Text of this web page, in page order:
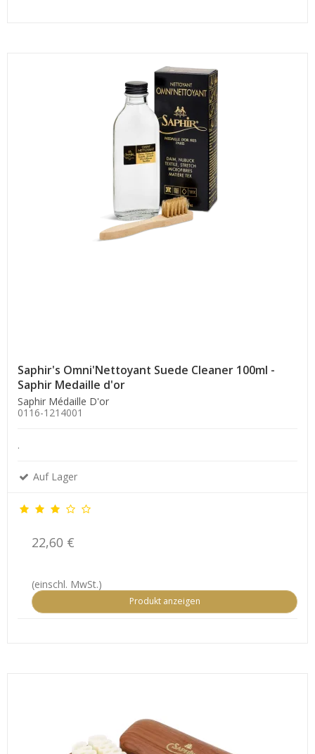
Saphir's Omni'Nettoyant Suede Cleaner 100ml -
Saphir Medaille d'or
Saphir Médaille D'or
0116-1214001
.
Auf Lager
22,60 €
(einschl. MwSt.)
Produkt anzeigen